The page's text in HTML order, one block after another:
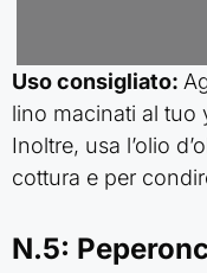
Uso consigliato:
lino macinati al tuo
Inoltre, usa l’olio
cottura e per
N.5: